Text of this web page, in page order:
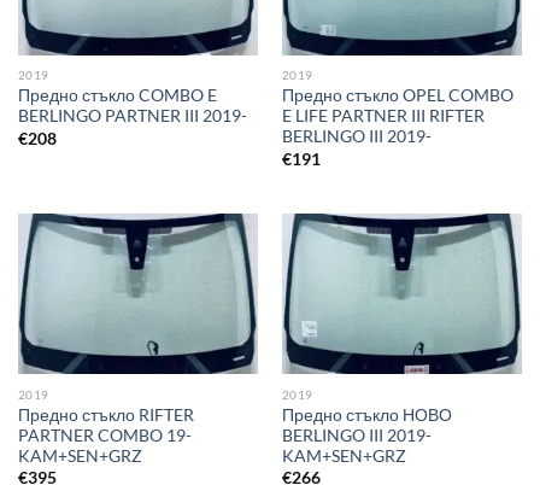
2019
Предно стъкло COMBO E
BERLINGO PARTNER III 2019-
€208
2019
Предно стъкло OPEL COMBO
E LIFE PARTNER III RIFTER
BERLINGO III 2019-
€191
2019
Предно стъкло RIFTER
PARTNER COMBO 19-
KAM+SEN+GRZ
€395
2019
Предно стъкло НОВО
BERLINGO III 2019-
KAM+SEN+GRZ
€266